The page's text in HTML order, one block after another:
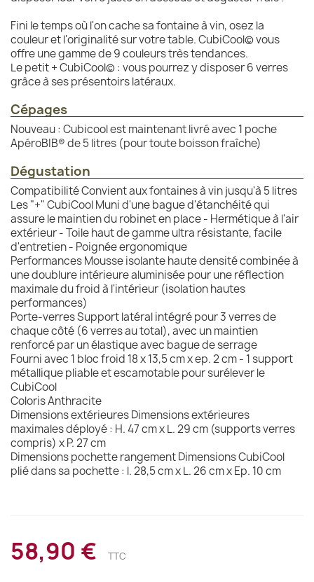
Fini le temps où l'on cache sa fontaine à vin, osez la
couleur et l'originalité sur votre table. CubiCool© vous
offre une gamme de 9 couleurs très tendances.
Le petit + CubiCool© : vous pourrez y disposer 6 verres
grâce à ses présentoirs latéraux.
Cépages
Nouveau : Cubicool est maintenant livré avec 1 poche
ApéroBIB® de 5 litres (pour toute boisson fraîche)
Dégustation
Compatibilité Convient aux fontaines à vin jusqu'à 5 litres
Les "+" CubiCool Muni d'une bague d'étanchéité qui
assure le maintien du robinet en place - Hermétique à l'air
extérieur - Toile haut de gamme ultra résistante, facile
d'entretien - Poignée ergonomique
Performances Mousse isolante haute densité combinée à
une doublure intérieure aluminisée pour une réflection
maximale du froid à l'intérieur (isolation hautes
performances)
Porte-verres Support latéral intégré pour 3 verres de
chaque côté (6 verres au total), avec un maintien
renforcé par un élastique avec bague de serrage
Fourni avec 1 bloc froid 18 x 13,5 cm x ep. 2 cm - 1 support
métallique pliable et escamotable pour surélever le
CubiCool
Coloris Anthracite
Dimensions extérieures Dimensions extérieures
maximales déployé : H. 47 cm x L. 29 cm (supports verres
compris) x P. 27 cm
Dimensions pochette rangement Dimensions CubiCool
plié dans sa pochette : l. 28,5 cm x L. 26 cm x Ep. 10 cm
58,90 € TTC